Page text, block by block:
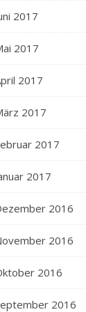
2017
2017
2017
2017
2017
2017
2016
2016
2016
2016